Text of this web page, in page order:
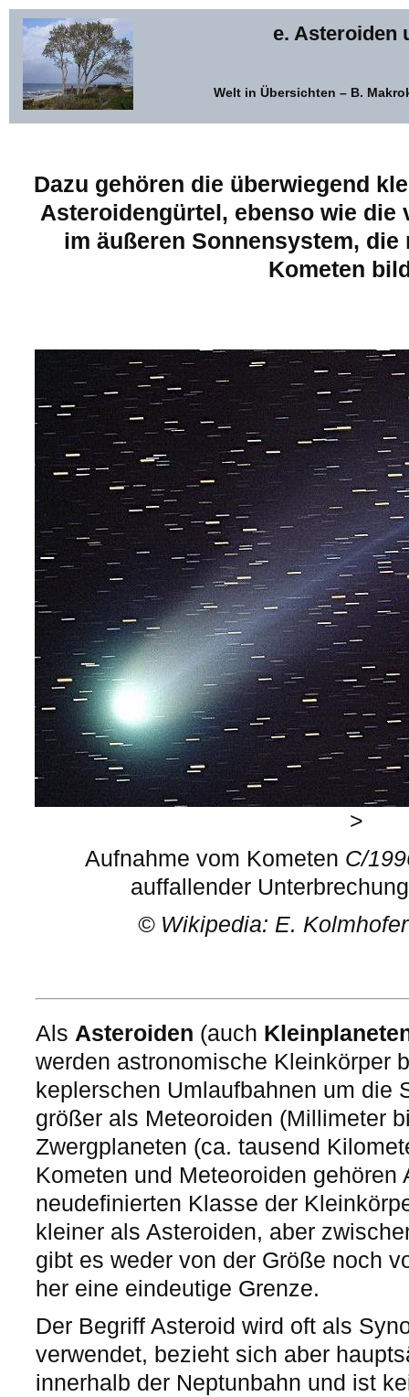
e. Asteroiden
Welt in Übersichten – B.
Dazu gehören die überwiegend
Asteroidengürtel, ebenso wie die
im äußeren Sonnensystem,
Kometen
>
Aufnahme vom Kometen C/
auffallender
© Wikipedia: E.
Als Asteroiden (auch
werden astronomische Kleinkörper
keplerschen Umlaufbahnen um die
größer als Meteoroiden (Millimeter
Zwergplaneten (ca. tausend
Kometen und Meteoroiden gehören
neudefinierten Klasse der
kleiner als Asteroiden, aber
gibt es weder von der Größe noch
her eine eindeutige Grenze.
Der Begriff Asteroid wird oft als
verwendet, bezieht sich aber
innerhalb der Neptunbahn und ist